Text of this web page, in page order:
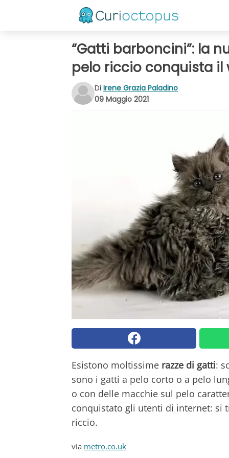
“Gatti barboncini”: la
pelo riccio conquista il
Di Irene Grazia Paladino
09 Maggio 2021
Esistono moltissime razze di gatti:
sono i gatti a pelo corto o a pelo
o con delle macchie sul pelo
conquistato gli utenti di internet: si
riccio.
via metro.co.uk